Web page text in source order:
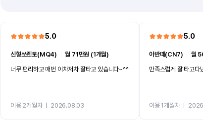
5.0
신형쏘렌토(MQ4) ㅣ월 71만원 (1개월)
너무 편리하고 매번 이차저차 잘타고 있습니다~^^
이용 2개월차ㅣ 2026.08.03
5.0
아반떼(CN7)
월
만족스럽게 잘 타고다
이용 1개월차ㅣ